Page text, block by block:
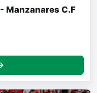
Manzanares C.F